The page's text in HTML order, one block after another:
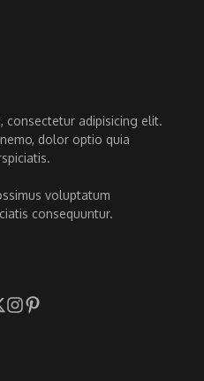
consectetur adipisicing elit.
dolor optio quia
voluptatum
consequuntur.